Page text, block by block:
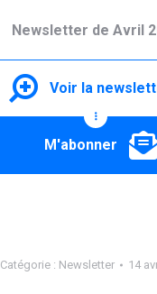
Newsletter de Avril
Voir la
M'abonner
Catégorie : Newsletter 14